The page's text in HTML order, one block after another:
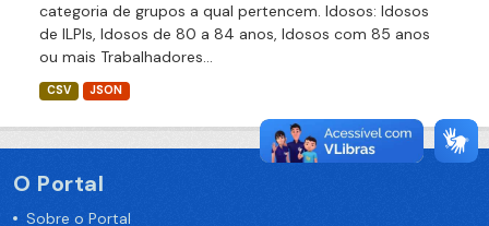
categoria de grupos a qual pertencem. Idosos: Idosos
de ILPIs, Idosos de 80 a 84 anos, Idosos com 85 anos
ou mais Trabalhadores...
CSV JSON
O Portal
Sobre o Portal